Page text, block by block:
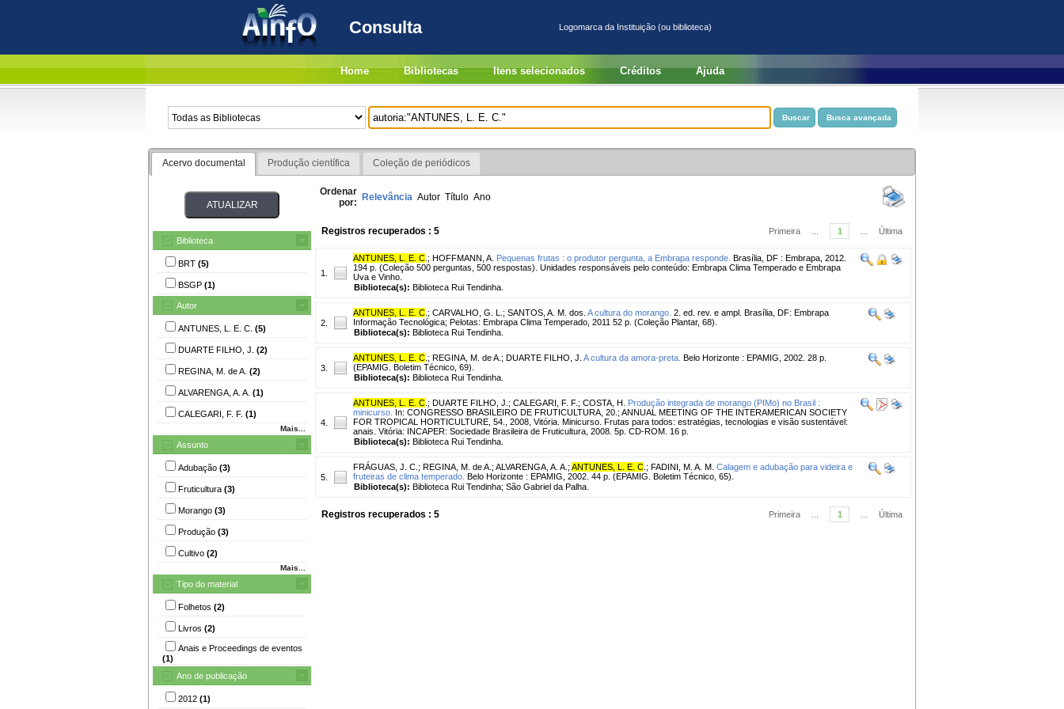
Consulta Logomarca da Instituição (ou biblioteca)
Home Bibliotecas Itens selecionados Créditos Ajuda
Acervo documental Produção científica Coleção de periódicos
Biblioteca
BRT (5)
BSGP (1)
Autor
ANTUNES, L. E. C. (5)
DUARTE FILHO, J. (2)
REGINA, M. de A. (2)
ALVARENGA, A. A. (1)
CALEGARI, F. F. (1)
Mais...
Assunto
Adubação (3)
Fruticultura (3)
Morango (3)
Produção (3)
Cultivo (2)
Mais...
Tipo do material
Folhetos (2)
Livros (2)
Anais e Proceedings de eventos
(1)
Ano de publicação
2012 (1)
Ordenar
por: Relevância Autor Título Ano
Registros recuperados : 5 Primeira 1 Última
1.
ANTUNES, L. E. C ; HOFFMANN, A. Pequenas frutas : o produtor pergunta, a Embrapa responde. Brasília, DF : Embrapa, 2012.
194 p. (Coleção 500 perguntas, 500 respostas). Unidades responsáveis pelo conteúdo: Embrapa Clima Temperado e Embrapa
Uva e Vinho.
Biblioteca(s): Biblioteca Rui Tendinha.
2.
ANTUNES, L. E. C ; CARVALHO, G. L. ; SANTOS, A. M. dos. A cultura do morango. 2. ed. rev. e ampl. Brasília, DF: Embrapa
Informação Tecnológica; Pelotas: Embrapa Clima Temperado, 2011 52 p. (Coleção Plantar, 68).
Biblioteca(s): Biblioteca Rui Tendinha.
3.
ANTUNES, L. E. C ; REGINA, M. de A. ; DUARTE FILHO, J. A cultura da amora-preta. Belo Horizonte : EPAMIG, 2002. 28 p.
(EPAMIG. Boletim Técnico, 69).
Biblioteca(s): Biblioteca Rui Tendinha.
4.
ANTUNES, L. E. C ; DUARTE FILHO, J. ; CALEGARI, F. F. ; COSTA, H.
Produção integrada de morango (PIMo) no Brasil :
minicurso. In: CONGRESSO BRASILEIRO DE FRUTICULTURA, 20.; ANNUAL MEETING OF THE INTERAMERICAN SOCIETY
FOR TROPICAL HORTICULTURE, 54., 2008, Vitória. Minicurso. Frutas para todos: estratégias, tecnologias e visão sustentável:
anais. Vitória: INCAPER: Sociedade Brasileira de Fruticultura, 2008. 5p. CD-ROM. 16 p.
Biblioteca(s): Biblioteca Rui Tendinha.
5.
FRÁGUAS, J. C. ; REGINA, M. de A. ; ALVARENGA, A. A. ; ANTUNES, L. E. C ; FADINI, M. A. M. Calagem e adubação para videira e
fruteiras de clima temperado. Belo Horizonte : EPAMIG, 2002. 44 p. (EPAMIG. Boletim Técnico, 65).
Biblioteca(s): Biblioteca Rui Tendinha; São Gabriel da Palha.
Registros recuperados : 5 Primeira 1 Última